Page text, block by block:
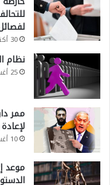
30 أكتوبر، 2025
نظام
25 أغسطس، 2025
10 أغسطس، 2025
موعد